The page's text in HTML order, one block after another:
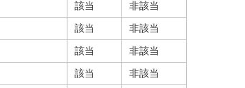
該当
非該当
該当
非該当
該当
非該当
該当
非該当